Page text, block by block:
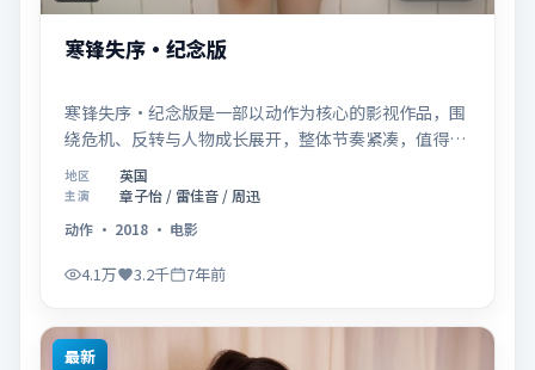
寒锋失序·纪念版
寒锋失序·纪念版是一部以动作为核心的影视作品，围
绕危机、反转与人物成长展开，整体节奏紧凑，值得推
荐观看。
地区 英国
主演
章子怡 / 雷佳音 / 周迅
动作 · 2018 · 电影
4.1万 3.2千 7年前
最新